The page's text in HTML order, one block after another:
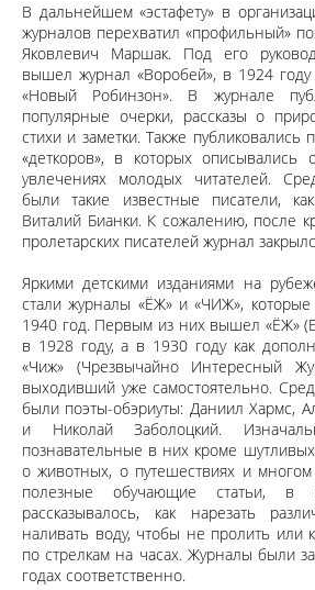
В дальнейшем «эстафету» в
журналов перехватил «профильный»
Яковлевич Маршак. Под его
вышел журнал «Воробей», в 1924
«Новый Робинзон». В журнале
популярные очерки, рассказы о
стихи и заметки. Также публиковались
«деткоров», в которых
увлечениях молодых читателей.
были такие известные писатели,
Виталий Бианки. К сожалению, после
пролетарских писателей журнал
Яркими детскими изданиями на
стали журналы «ЁЖ» и «ЧИЖ»,
1940 год. Первым из них вышел «ЁЖ»
в 1928 году, а в 1930 году как
«Чиж» (Чрезвычайно Интересный
выходивший уже самостоятельно.
были поэты-обэриуты: Даниил Хармс,
и Николай Заболоцкий.
познавательные в них кроме
о животных, о путешествиях и многом
полезные обучающие статьи, в
рассказывалось, как нарезать
наливать воду, чтобы не пролить или
по стрелкам на часах. Журналы были
годах соответственно.